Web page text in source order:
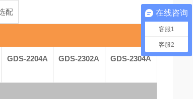
配
GDS-2204A GDS-2302A GDS-2304A
在线咨询
客服1
客服2